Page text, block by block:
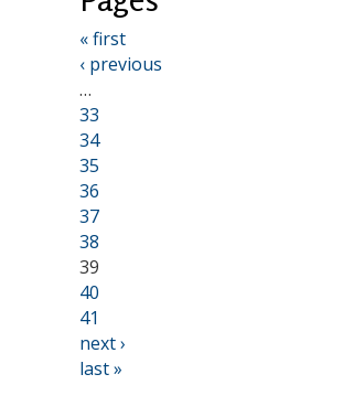
« first
‹ previous
…
33
34
35
36
37
38
39
40
41
next ›
last »